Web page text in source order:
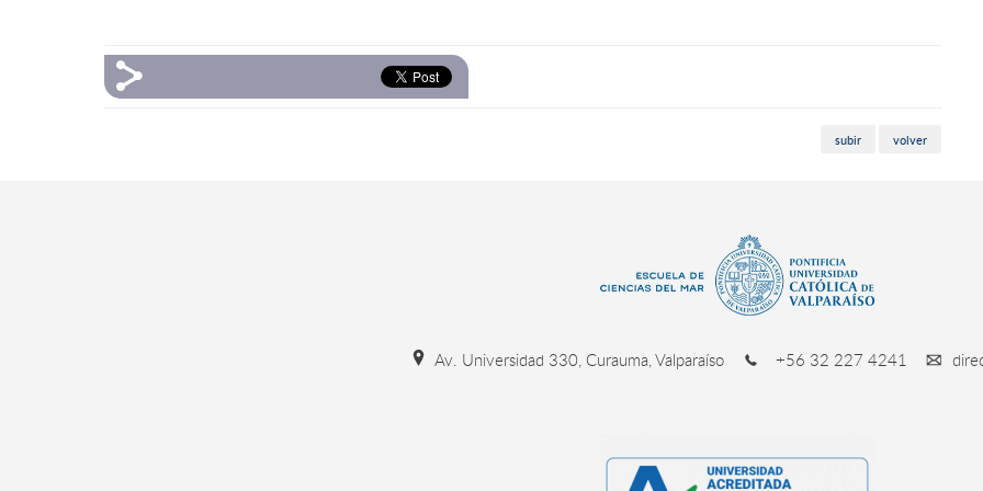
subir volver
Av. Universidad 330, Curauma, Valparaíso +56 32 227 4241